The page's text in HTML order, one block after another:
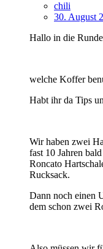
chili
30. August
Hallo in die
welche Koffer
Habt ihr da Tips
Wir haben zwei
fast 10 Jahren
Roncato
Rucksack.
Dann noch einen
dem schon zwei